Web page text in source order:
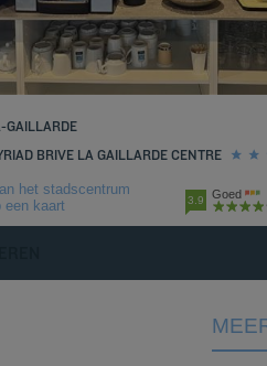
GAILLARDE
BRIVE LA GAILLARDE CENTRE
het stadscentrum
een kaart
3.9 Goed